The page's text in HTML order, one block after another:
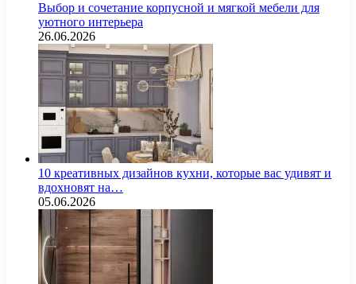
Выбор и сочетание корпусной и мягкой мебели для
уютного интерьера
26.06.2026
10 креативных дизайнов кухни, которые вас удивят и
вдохновят на…
05.06.2026